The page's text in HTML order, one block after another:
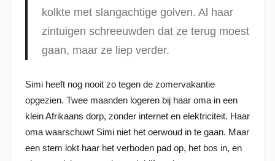
p
2
4
s
e
kolkte met slangachtige golven. Al haar
zintuigen schreeuwden dat ze terug moest
gaan, maar ze liep verder.
Simi heeft nog nooit zo tegen de zomervakantie
opgezien. Twee maanden logeren bij haar oma in een
klein Afrikaans dorp, zonder internet en elektriciteit. Haar
oma waarschuwt Simi niet het oerwoud in te gaan. Maar
een stem lokt haar het verboden pad op, het bos in, en